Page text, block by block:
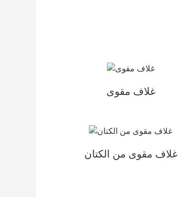
غلاف مقوى
غلاف مقوى من الكتان